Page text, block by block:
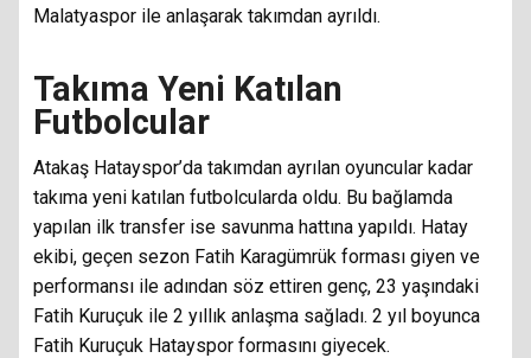
Malatyaspor ile anlaşarak takımdan ayrıldı.
Takıma Yeni Katılan
Futbolcular
Atakaş Hatayspor’da takımdan ayrılan oyuncular kadar
takıma yeni katılan futbolcularda oldu. Bu bağlamda
yapılan ilk transfer ise savunma hattına yapıldı. Hatay
ekibi, geçen sezon Fatih Karagümrük forması giyen ve
performansı ile adından söz ettiren genç, 23 yaşındaki
Fatih Kuruçuk ile 2 yıllık anlaşma sağladı. 2 yıl boyunca
Fatih Kuruçuk Hatayspor formasını giyecek.